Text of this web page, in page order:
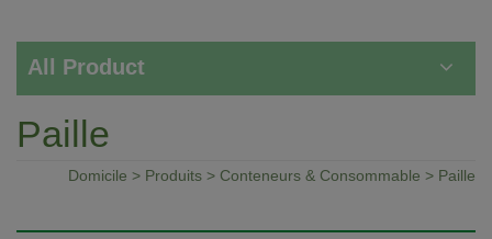
All Product
Paille
Domicile > Produits > Conteneurs & Consommable > Paille